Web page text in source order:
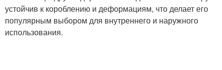
устойчив к короблению и деформациям, что делает его
популярным выбором для внутреннего и наружного
использования.